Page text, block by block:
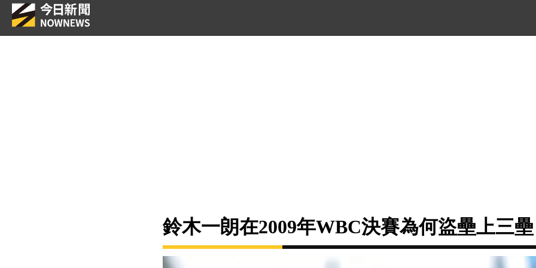
鈴木一朗在2009年WBC決賽為何盜壘上三